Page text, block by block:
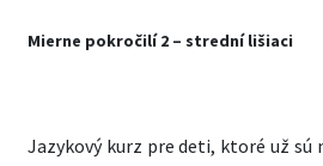
Mierne pokročilí 2 – strední lišiaci
Jazykový kurz pre deti, ktoré už sú